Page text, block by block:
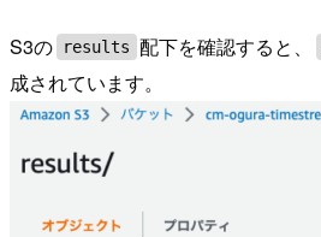
S3の results 配下を確認すると、
成されています。